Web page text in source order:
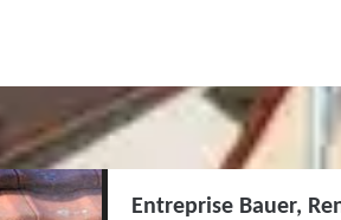
Entreprise Bauer,